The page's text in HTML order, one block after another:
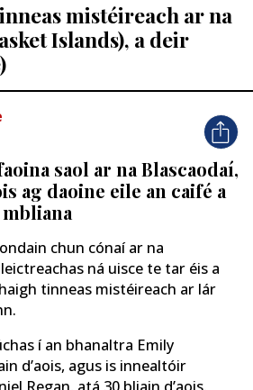
mistéireach ar na
Islands), a deir
saol ar na Blascaodaí,
ag daoine eile an caifé a
chun cónaí ar na
ná uisce te tar éis a
tinneas mistéireach ar lár
í an bhanaltra Emily
d’aois, agus is innealtóir